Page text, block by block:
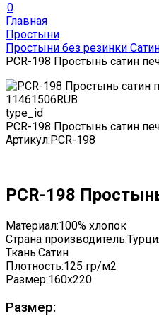
0
Главная
Простыни
Простыни без резинки
PCR-198 Простынь сатин
11461506RUB
type_id
PCR-198 Простынь сатин
Артикул:PCR-198
PCR-198
Материал:100% хлопок
Страна производитель:
Ткань:Сатин
Плотность:125 гр/м2
Размер:160x220
Размер: